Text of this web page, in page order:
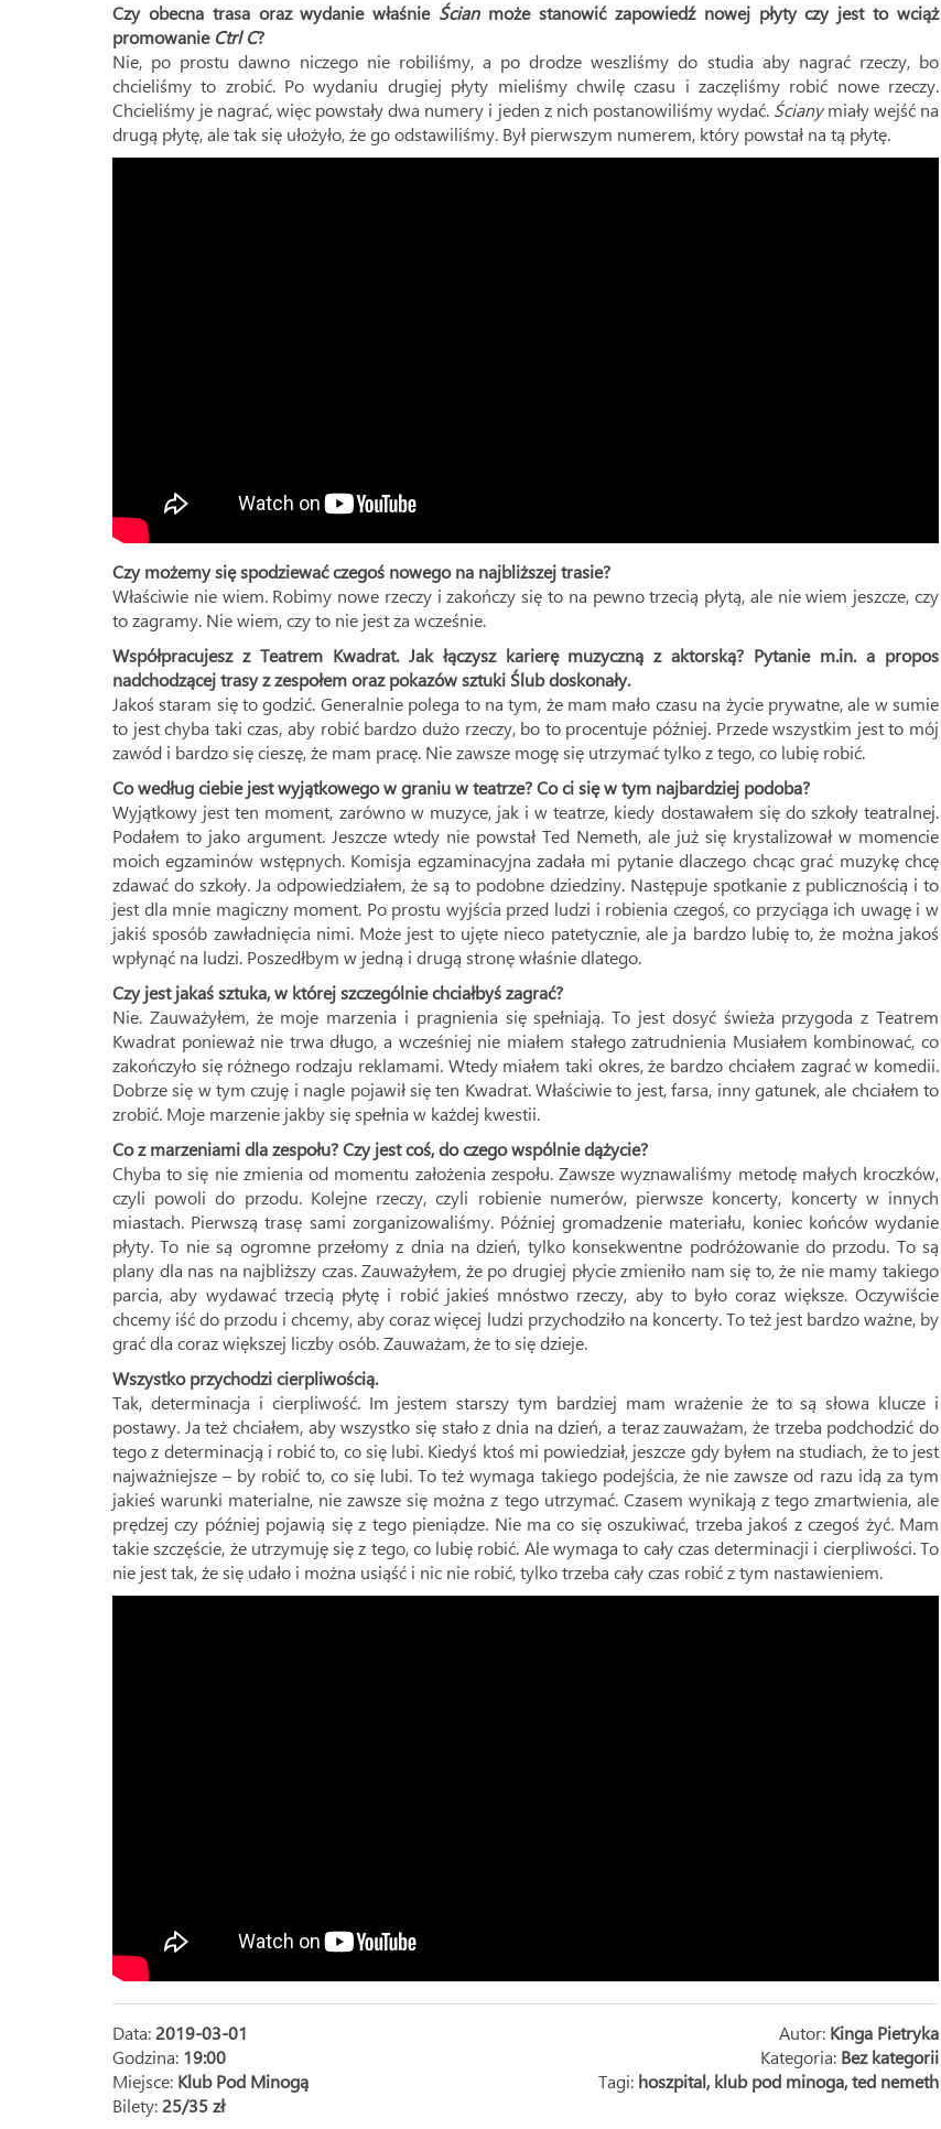
Czy obecna trasa oraz wydanie właśnie Ścianmoże stanowić zapowiedź nowej płyty czy jest to wciąż
promowanie Ctrl C?
Nie, po prostu dawno niczego nie robiliśmy, a po drodze weszliśmy do studia aby nagrać rzeczy, bo
chcieliśmy to zrobić. Po wydaniu drugiej płyty mieliśmy chwilę czasu i zaczęliśmy robić nowe rzeczy.
Chcieliśmy je nagrać, więc powstały dwa numery i jeden z nich postanowiliśmy wydać. Ścianymiały wejść na
drugą płytę, ale tak się ułożyło, że go odstawiliśmy. Był pierwszym numerem, który powstał na tą płytę.
Czy możemy się spodziewać czegoś nowego na najbliższej trasie?
Właściwie nie wiem. Robimy nowe rzeczy i zakończy się to na pewno trzecią płytą, ale nie wiem jeszcze, czy
to zagramy. Nie wiem, czy to nie jest za wcześnie.
Współpracujesz z Teatrem Kwadrat. Jak łączysz karierę muzyczną z aktorską? Pytanie m.in. a propos
nadchodzącej trasy z zespołem oraz pokazów sztuki Ślub doskonały.
Jakoś staram się to godzić. Generalnie polega to na tym, że mam mało czasu na życie prywatne, ale w sumie
to jest chyba taki czas, aby robić bardzo dużo rzeczy, bo to procentuje później. Przede wszystkim jest to mój
zawód i bardzo się cieszę, że mam pracę. Nie zawsze mogę się utrzymać tylko z tego, co lubię robić.
Co według ciebie jest wyjątkowego w graniu w teatrze? Co ci się w tym najbardziej podoba?
Wyjątkowy jest ten moment, zarówno w muzyce, jak i w teatrze, kiedy dostawałem się do szkoły teatralnej.
Podałem to jako argument. Jeszcze wtedy nie powstał Ted Nemeth, ale już się krystalizował w momencie
moich egzaminów wstępnych. Komisja egzaminacyjna zadała mi pytanie dlaczego chcąc grać muzykę chcę
zdawać do szkoły. Ja odpowiedziałem, że są to podobne dziedziny. Następuje spotkanie z publicznością i to
jest dla mnie magiczny moment. Po prostu wyjścia przed ludzi i robienia czegoś, co przyciąga ich uwagę i w
jakiś sposób zawładnięcia nimi. Może jest to ujęte nieco patetycznie, ale ja bardzo lubię to, że można jakoś
wpłynąć na ludzi. Poszedłbym w jedną i drugą stronę właśnie dlatego.
Czy jest jakaś sztuka, w której szczególnie chciałbyś zagrać?
Nie. Zauważyłem, że moje marzenia i pragnienia się spełniają. To jest dosyć świeża przygoda z Teatrem
Kwadrat ponieważ nie trwa długo, a wcześniej nie miałem stałego zatrudnienia Musiałem kombinować, co
zakończyło się różnego rodzaju reklamami. Wtedy miałem taki okres, że bardzo chciałem zagrać w komedii.
Dobrze się w tym czuję i nagle pojawił się ten Kwadrat. Właściwie to jest, farsa, inny gatunek, ale chciałem to
zrobić. Moje marzenie jakby się spełnia w każdej kwestii.
Co z marzeniami dla zespołu? Czy jest coś, do czego wspólnie dążycie?
Chyba to się nie zmienia od momentu założenia zespołu. Zawsze wyznawaliśmy metodę małych kroczków,
czyli powoli do przodu. Kolejne rzeczy, czyli robienie numerów, pierwsze koncerty, koncerty w innych
miastach. Pierwszą trasę sami zorganizowaliśmy. Później gromadzenie materiału, koniec końców wydanie
płyty. To nie są ogromne przełomy z dnia na dzień, tylko konsekwentne podróżowanie do przodu. To są
plany dla nas na najbliższy czas. Zauważyłem, że po drugiej płycie zmieniło nam się to, że nie mamy takiego
parcia, aby wydawać trzecią płytę i robić jakieś mnóstwo rzeczy, aby to było coraz większe. Oczywiście
chcemy iść do przodu i chcemy, aby coraz więcej ludzi przychodziło na koncerty. To też jest bardzo ważne, by
grać dla coraz większej liczby osób. Zauważam, że to się dzieje.
Wszystko przychodzi cierpliwością.
Tak, determinacja i cierpliwość. Im jestem starszy tym bardziej mam wrażenie że to są słowa klucze i
postawy. Ja też chciałem, aby wszystko się stało z dnia na dzień, a teraz zauważam, że trzeba podchodzić do
tego z determinacją i robić to, co się lubi. Kiedyś ktoś mi powiedział, jeszcze gdy byłem na studiach, że to jest
najważniejsze – by robić to, co się lubi. To też wymaga takiego podejścia, że nie zawsze od razu idą za tym
jakieś warunki materialne, nie zawsze się można z tego utrzymać. Czasem wynikają z tego zmartwienia, ale
prędzej czy później pojawią się z tego pieniądze. Nie ma co się oszukiwać, trzeba jakoś z czegoś żyć. Mam
takie szczęście, że utrzymuję się z tego, co lubię robić. Ale wymaga to cały czas determinacji i cierpliwości. To
nie jest tak, że się udało i można usiąść i nic nie robić, tylko trzeba cały czas robić z tym nastawieniem.
Data: 2019-03-01
Godzina: 19:00
Miejsce: Klub Pod Minogą
Bilety: 25/35 zł
Autor: Kinga Pietryka
Kategoria: Bez kategorii
Tagi: hoszpital, klub pod minoga,ted nemeth